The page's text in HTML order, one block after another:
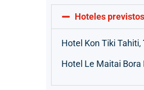
Hoteles previstos
Hotel Kon Tiki Tahiti,
Hotel Le Maitai Bora